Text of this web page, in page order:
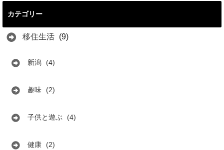
カテゴリー
移住生活 (9)
新潟 (4)
趣味 (2)
子供と遊ぶ (4)
健康 (2)